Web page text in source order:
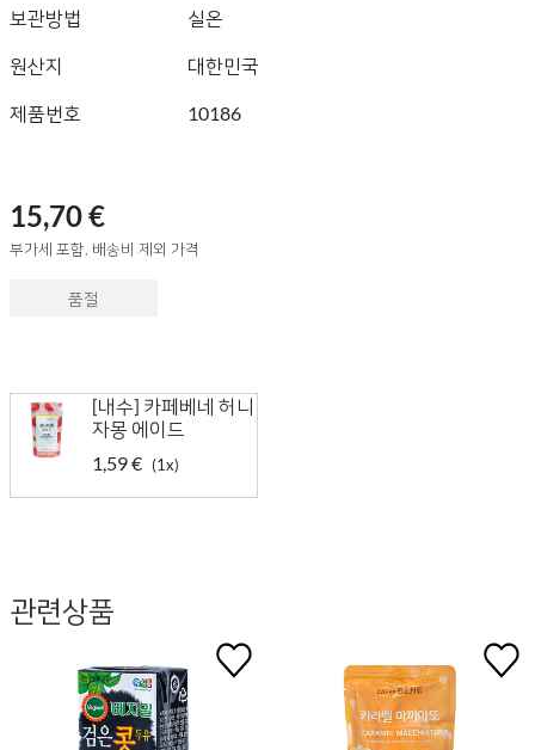
보관방법
실온
원산지 대한민국
제품번호 10186
15,70 €
부가세 포함, 배송비 제외 가격
품절
[내수] 카페베네 허니
자몽 에이드
1,59 € (1x)
관련상품